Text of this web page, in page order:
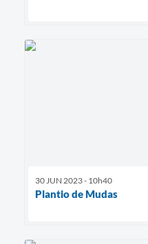
30 JUN 2023 - 10h40
Plantio de Mudas